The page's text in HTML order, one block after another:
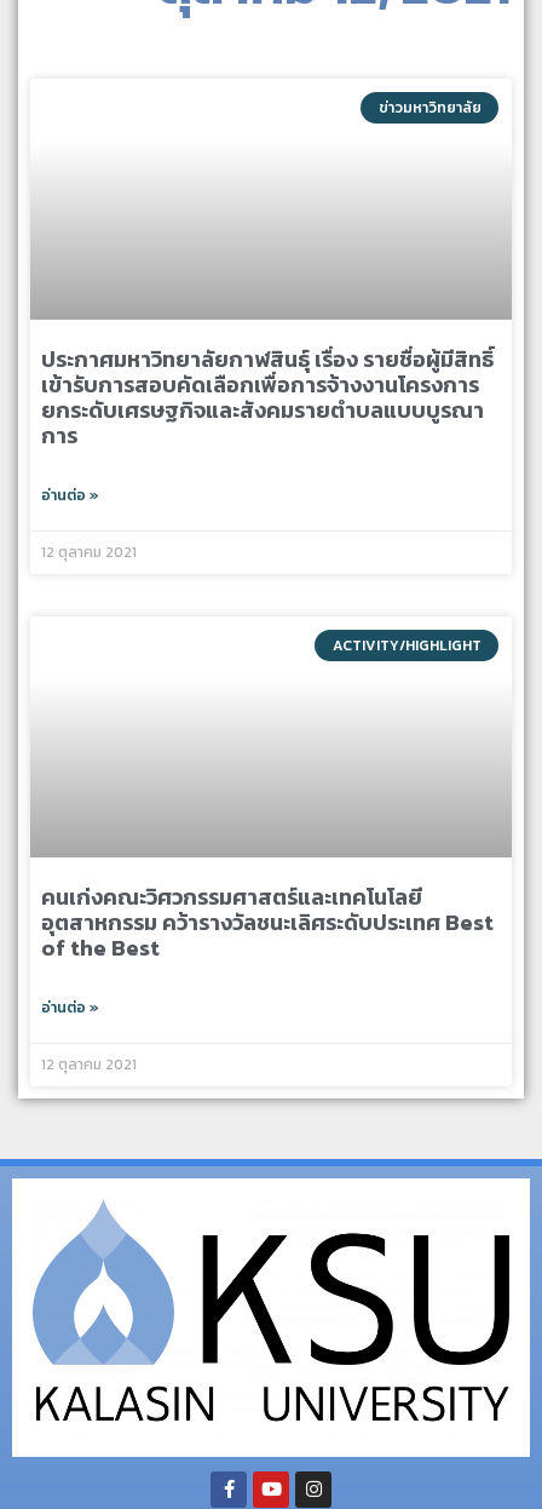
ข่าวมหาวิทยาลัย
ประกาศมหาวิทยาลัยกาฬสินธุ์ เรื่อง รายชื่อผู้มีสิทธิ์
เข้ารับการสอบคัดเลือกเพื่อการจ้างงานโครงการ
ยกระดับเศรษฐกิจและสังคมรายตำบลแบบบูรณา
การ
อ่านต่อ »
12 ตุลาคม 2021
ACTIVITY/HIGHLIGHT
คนเก่งคณะวิศวกรรมศาสตร์และเทคโนโลยี
อุตสาหกรรม คว้ารางวัลชนะเลิศระดับประเทศ Best
of the Best
อ่านต่อ »
12 ตุลาคม 2021